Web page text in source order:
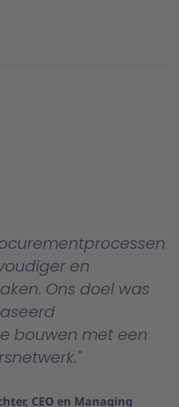
en
Ons doel was
bouwen met een
CEO en Managing